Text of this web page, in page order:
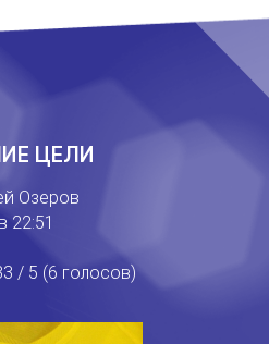
ЦЕЛИ
Озеров
в 22:51
/ 5 (6 голосов)